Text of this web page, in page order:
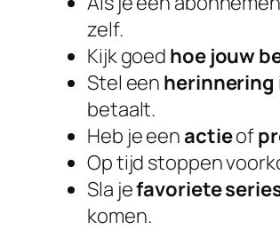
zelf.
Kijk goed hoe jouw
Stel een herinnering
betaalt.
Heb je eenactieof
Op tijd stoppen
Sla jefavoriete
komen.